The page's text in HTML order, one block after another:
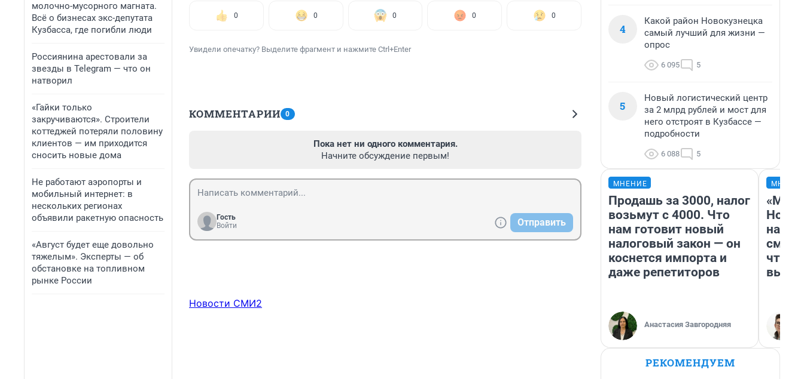
молочно-мусорного магната.
Всё о бизнесах экс-депутата
Кузбасса, где погибли люди
Россиянина арестовали за
звезды в Telegram — что он
натворил
«Гайки только
закручиваются». Строители
коттеджей потеряли половину
клиентов — им приходится
сносить новые дома
Не работают аэропорты и
мобильный интернет: в
нескольких регионах
объявили ракетную опасность
«Август будет еще довольно
тяжелым». Эксперты — об
обстановке на топливном
рынке России
0 0 0 0 0
Увидели опечатку? Выделите фрагмент и нажмите Ctrl+Enter
КОММЕНТАРИИ 0
Пока нет ни одного комментария.
Начните обсуждение первым!
Гость
Войти
Отправить
Новости СМИ2
4
Какой район Новокузнецка
самый лучший для жизни —
опрос
6 095 5
5
Новый логистический центр
за 2 млрд рублей и мост для
него отстроят в Кузбассе —
подробности
6 088 5
МНЕНИЕ
Продашь за 3000, налог
возьмут с 4000. Что
нам готовит новый
налоговый закон — он
коснется импорта и
даже репетиторов
Анастасия Завгородняя
«Мы
РЕКОМЕНДУЕМ